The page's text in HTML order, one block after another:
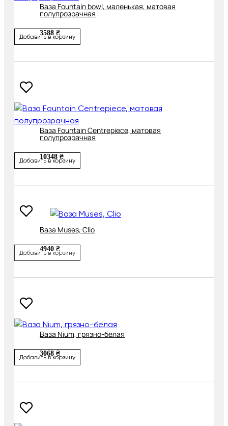
Ваза Fountain bowl, маленькая, матовая
полупрозрачная
3588 ₴
Добавить в корзину
Ваза Fountain Centrepiece, матовая
полупрозрачная
10348 ₴
Добавить в корзину
Ваза Muses, Clio
4940 ₴
Добавить в корзину
Ваза Nium, грязно-белая
3068 ₴
Добавить в корзину